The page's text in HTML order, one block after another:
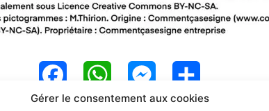
Gérer le consentement aux cookies
F
a
W
h
M
e
P
a